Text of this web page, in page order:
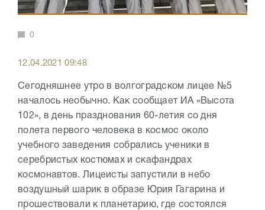
0
12.04.2021 09:48
Сегодняшнее утро в волгоградском лицее №5
началось необычно. Как сообщает ИА «Высота
102», в день празднования 60-летия со дня
полета первого человека в космос около
учебного заведения собрались ученики в
серебристых костюмах и скафандрах
космонавтов. Лицеисты запустили в небо
воздушный шарик в образе Юрия Гагарина и
прошествовали к планетарию, где состоялся